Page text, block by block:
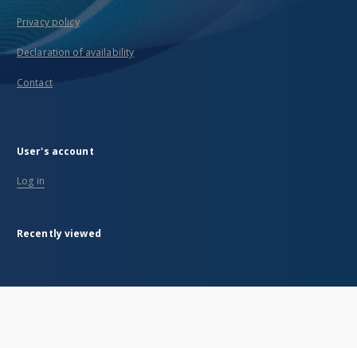
Privacy policy
Declaration of availability
Contact
User's account
Log in
Recently viewed